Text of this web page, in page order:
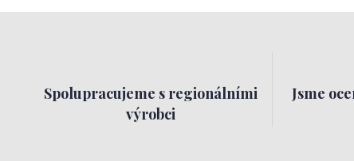
Spolupracujeme s regionálními
výrobci
Jsme